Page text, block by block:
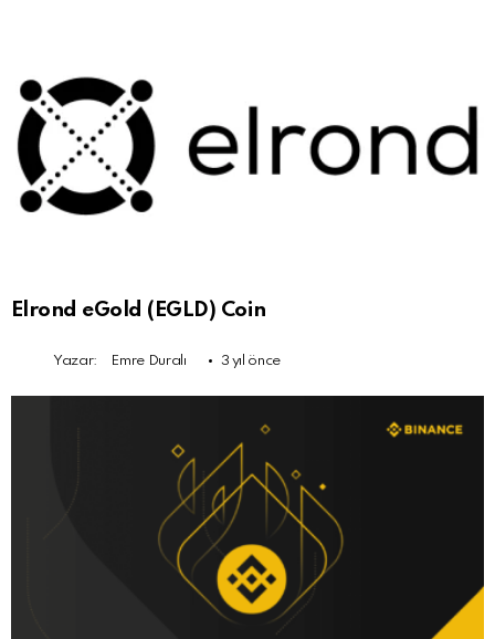
Elrond eGold (EGLD) Coin
Yazar: Emre Duralı 3 yıl önce